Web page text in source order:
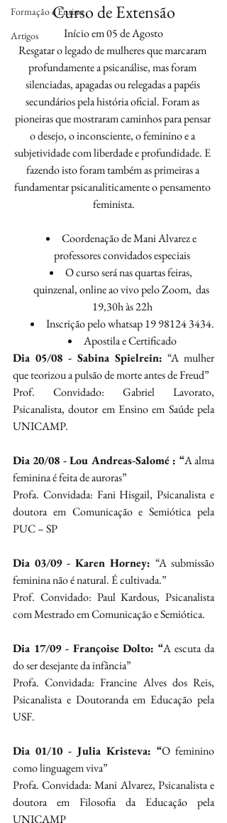
Formação e Ensino
Artigos
Curso de Extensão
Início em 05 de Agosto
Resgatar o legado de mulheres que marcaram
profundamente a psicanálise, mas foram
silenciadas, apagadas ou relegadas a papéis
secundários pela história oficial. Foram as
pioneiras que mostraram caminhos para pensar
o desejo, o inconsciente, o feminino e a
subjetividade com liberdade e profundidade. E
fazendo isto foram também as primeiras a
fundamentar psicanaliticamente o pensamento
feminista.
Coordenação de Mani Alvarez e
professores convidados especiais
O curso será nas quartas feiras,
quinzenal, online ao vivo pelo Zoom,  das
19,30h às 22h
Inscrição pelo whatsap 19 98124 3434.
Apostila e Certificado
Dia 05/08 - Sabina Spielrein: “A mulher
que teorizou a pulsão de morte antes de Freud”
Prof. Convidado: Gabriel Lavorato,
Psicanalista, doutor em Ensino em Saúde pela
UNICAMP.
Dia 20/08 - Lou Andreas-Salomé : “A alma
feminina é feita de auroras”
Profa. Convidada: Fani Hisgail, Psicanalista e
doutora em Comunicação e Semiótica pela
PUC – SP
Dia 03/09 - Karen Horney: “A submissão
feminina não é natural. É cultivada.”
Prof. Convidado: Paul Kardous, Psicanalista
com Mestrado em Comunicação e Semiótica.
Dia 17/09 - Françoise Dolto: “A escuta da
do ser desejante da infância”
Profa. Convidada: Francine Alves dos Reis,
Psicanalista e Doutoranda em Educação pela
USF.
Dia 01/10 - Julia Kristeva: “O feminino
como linguagem viva”
Profa. Convidada: Mani Alvarez, Psicanalista e
doutora em Filosofia da Educação pela
UNICAMP